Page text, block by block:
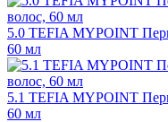
5.0 TEFIA MYPOINT
60 мл
5.1 TEFIA MYPOINT
60 мл